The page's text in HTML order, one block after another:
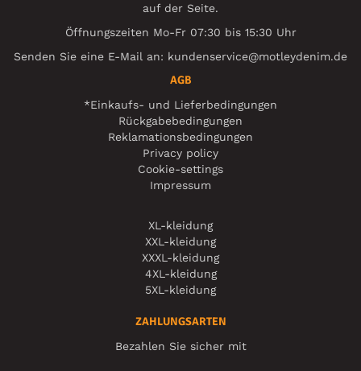
auf der Seite.
Öffnungszeiten Mo-Fr 07:30 bis 15:30 Uhr
Senden Sie eine E-Mail an: kundenservice@motleydenim.de
AGB
*Einkaufs- und Lieferbedingungen
Rückgabebedingungen
Reklamationsbedingungen
Privacy policy
Cookie-settings
Impressum
XL-kleidung
XXL-kleidung
XXXL-kleidung
4XL-kleidung
5XL-kleidung
ZAHLUNGSARTEN
Bezahlen Sie sicher mit